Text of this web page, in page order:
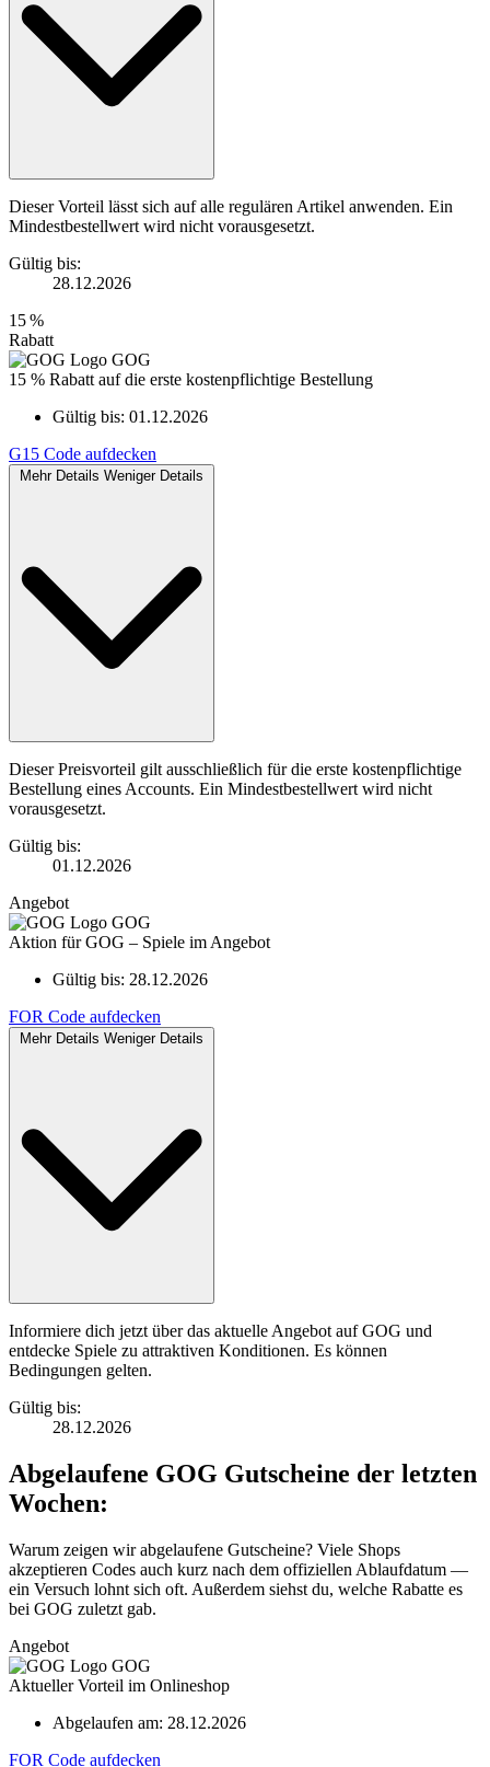
Dieser Vorteil lässt sich auf alle regulären Artikel anwenden. Ein
Mindestbestellwert wird nicht vorausgesetzt.
Gültig bis:
28.12.2026
15 %
Rabatt
GOG
15 % Rabatt auf die erste kostenpflichtige Bestellung
Gültig bis: 01.12.2026
G15 Code aufdecken
Mehr Details Weniger Details
Dieser Preisvorteil gilt ausschließlich für die erste kostenpflichtige
Bestellung eines Accounts. Ein Mindestbestellwert wird nicht
vorausgesetzt.
Gültig bis:
01.12.2026
Angebot
GOG
Aktion für GOG – Spiele im Angebot
Gültig bis: 28.12.2026
FOR Code aufdecken
Mehr Details Weniger Details
Informiere dich jetzt über das aktuelle Angebot auf GOG und
entdecke Spiele zu attraktiven Konditionen. Es können
Bedingungen gelten.
Gültig bis:
28.12.2026
Abgelaufene GOG Gutscheine der letzten
Wochen:
Warum zeigen wir abgelaufene Gutscheine? Viele Shops
akzeptieren Codes auch kurz nach dem offiziellen Ablaufdatum —
ein Versuch lohnt sich oft. Außerdem siehst du, welche Rabatte es
bei GOG zuletzt gab.
Angebot
GOG
Aktueller Vorteil im Onlineshop
Abgelaufen am: 28.12.2026
FOR Code aufdecken